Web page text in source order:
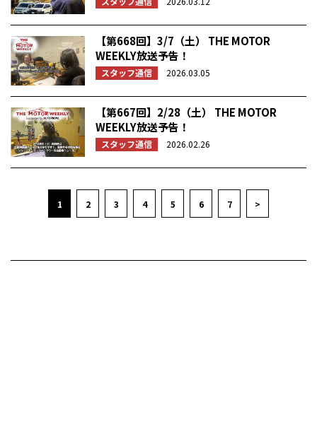
【第668回】3/7（土） THE MOTOR
WEEKLY放送予告！
スタッフ通信 2026.03.05
【第667回】2/28（土） THE MOTOR
WEEKLY放送予告！
スタッフ通信 2026.02.26
1 2 3 4 5 6 7 >